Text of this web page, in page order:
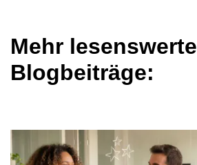
Mehr lesenswerte
Blogbeiträge: